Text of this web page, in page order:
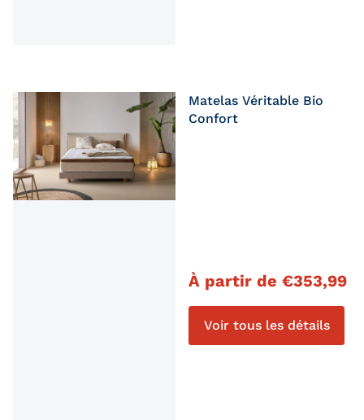
Matelas Véritable Bio
Confort
Prix régulier
À partir de €353,99
Voir tous les détails